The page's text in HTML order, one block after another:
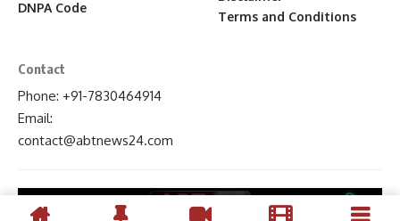
DNPA Code
Terms and Conditions
Contact
Phone: +91-7830464914
Email:
contact@abtnews24.com